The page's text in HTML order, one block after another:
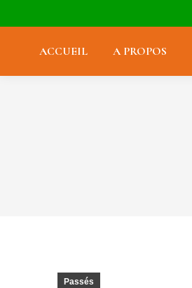
ACCUEIL A PROPOS
Passés